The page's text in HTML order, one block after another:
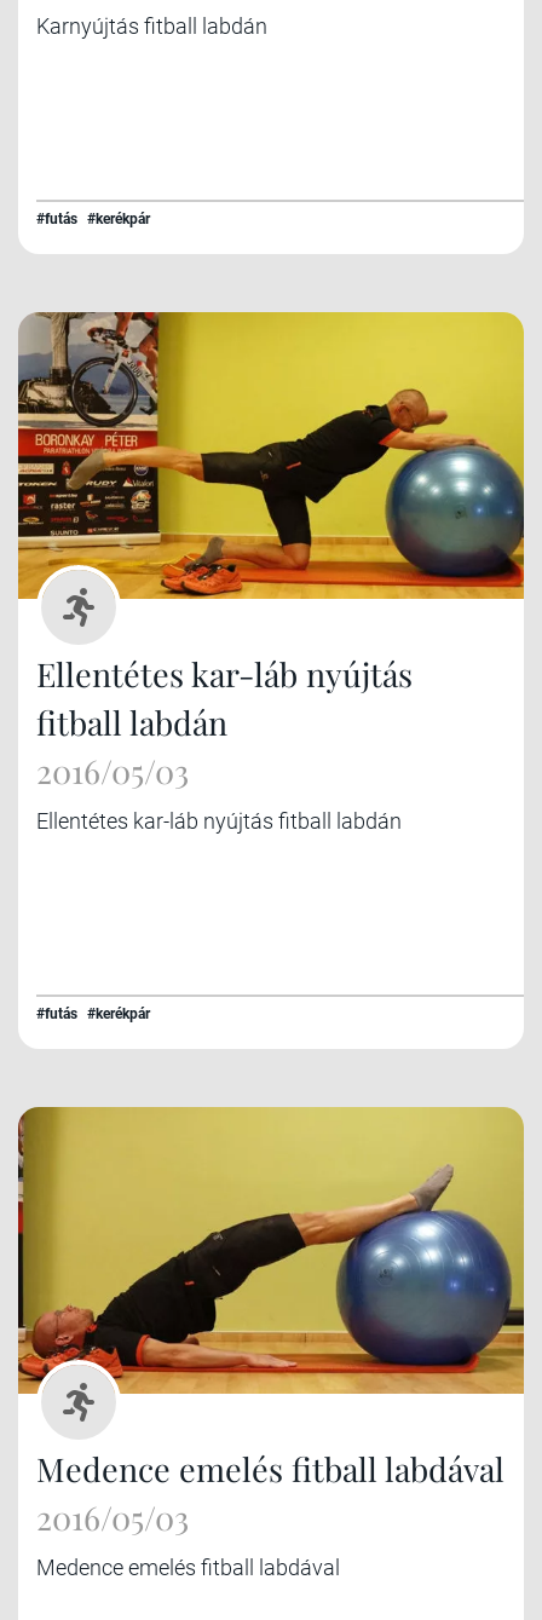
Karnyújtás fitball labdán
#futás #kerékpár
Ellentétes kar-láb nyújtás
fitball labdán
2016/05/03
Ellentétes kar-láb nyújtás fitball labdán
#futás #kerékpár
Medence emelés fitball labdával
2016/05/03
Medence emelés fitball labdával